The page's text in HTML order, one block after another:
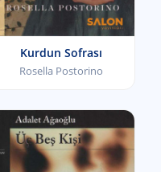
Kurdun Sofrası
Rosella Postorino